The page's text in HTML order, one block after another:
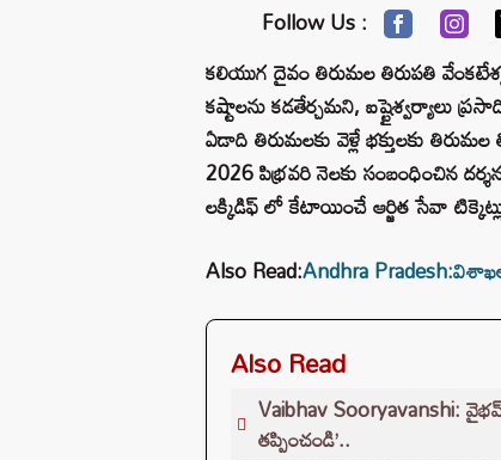
Follow Us :
కలియుగ దైవం తిరుమల తిరుపతి
కష్టాలను కడతేర్చమని, ఐష్టైశ్వర్యాలు
ఏడాది తిరుమలకు వెళ్లే భక్తులకు
2026 పిభ్రవరి నెలకు సంబంధించిన
లక్కిడిఫ్ లో కేటాయించే ఆర్జిత సేవా
Also Read:Andhra
Also Read
Vaibhav Sooryavanshi:
తప్పించండి’..